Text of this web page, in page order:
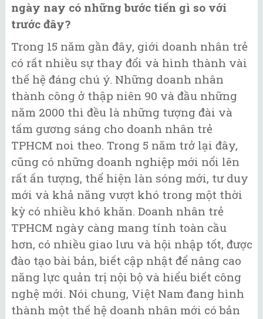
ngày nay có những bước tiến gì so với
trước đây?
Trong 15 năm gần đây, giới doanh nhân trẻ
có rất nhiều sự thay đổi và hình thành vài
thế hệ đáng chú ý. Những doanh nhân
thành công ở thập niên 90 và đầu những
năm 2000 thì đều là những tượng đài và
tấm gương sáng cho doanh nhân trẻ
TPHCM noi theo. Trong 5 năm trở lại đây,
cũng có những doanh nghiệp mới nổi lên
rất ấn tượng, thể hiện làn sóng mới, tư duy
mới và khả năng vượt khó trong một thời
kỳ có nhiều khó khăn. Doanh nhân trẻ
TPHCM ngày càng mang tính toàn cầu
hơn, có nhiều giao lưu và hội nhập tốt, được
đào tạo bài bản, biết cập nhật để nâng cao
năng lực quản trị nội bộ và hiểu biết công
nghệ mới. Nói chung, Việt Nam đang hình
thành một thế hệ doanh nhân mới có bản